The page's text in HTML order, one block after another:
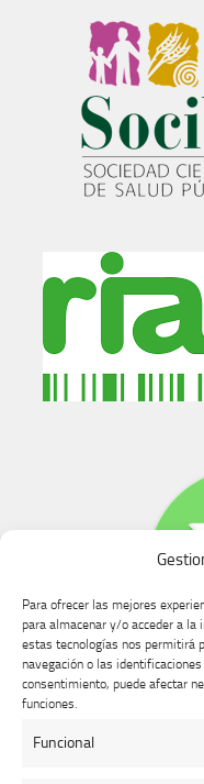
Para ofrecer las mejores
para almacenar y/o acceder a
estas tecnologías nos permitirá
navegación o las
consentimiento, puede afectar
funciones.
Funcional
Buzón de